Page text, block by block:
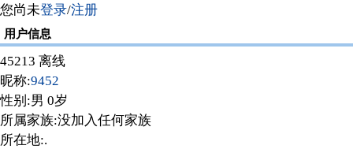
您尚未登录/注册
用户信息
45213 离线
昵称:9452
性别:男 0岁
所属家族:没加入任何家族
所在地:.